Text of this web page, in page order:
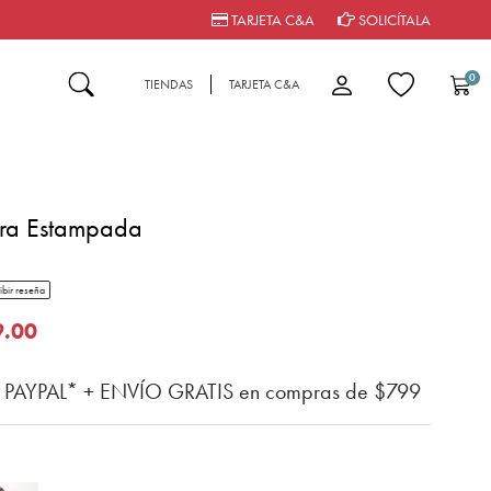
TARJETA C&A SOLICÍTALA
TIENDAS TARJETA C&A 0
Estampada
del cliente
rating
reseña
de
+ ENVÍO GRATIS en compras de $799